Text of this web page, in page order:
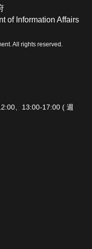
of Information Affairs
All rights reserved.
、13:00-17:00 ( 週